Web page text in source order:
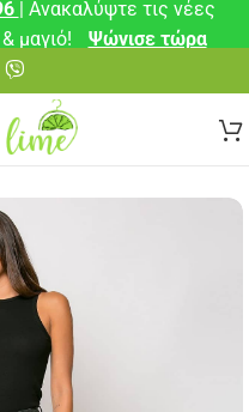
| Ανακαλύψτε τις νέες
μαγιό!
Ψώνισε τώρα